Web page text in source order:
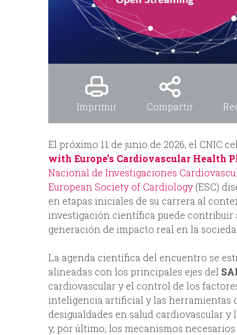
Imprimir Compartir
El próximo 11 de junio de 2026, el CNIC
with Europe’s Cardiovascular Health
Nacional de Investigaciones
European Society of Cardiology (ESC)
en etapas iniciales de su carrera al
investigación científica puede
generación de impacto real en la
La agenda científica del encuentro se
alineadas con los principales ejes del
cardiovascular y el control de los
inteligencia artificial y las herramientas
desigualdades en salud cardiovascular
y, por último, los mecanismos